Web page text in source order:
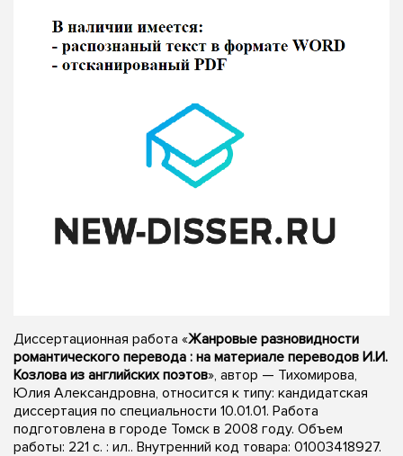
Диссертационная работа «Жанровые разновидности
романтического перевода : на материале переводов И.И.
Козлова из английских поэтов», автор — Тихомирова,
Юлия Александровна, относится к типу: кандидатская
диссертация по специальности 10.01.01. Работа
подготовлена в городе Томск в 2008 году. Объем
работы: 221 с. : ил.. Внутренний код товара: 01003418927.